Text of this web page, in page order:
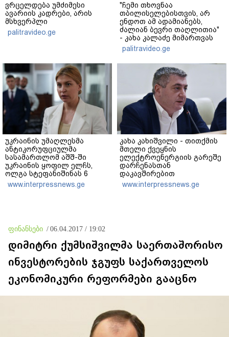
ვრცელდება უმძიმესი
ავარიის კადრები, არის
მსხვერპლი
palitravideo.ge
"ჩემი თხოვნაა
თბილისელებისთვის, არ
ენდოთ ამ ადამიანებს,
ძალიან ბევრი თაღლითია"
- კახა კალაძე მიმართვას
ავრცელებს
palitravideo.ge
უკრაინის უმაღლესმა
ანტიკორუფციულმა
სასამართლომ აშშ-ში
უკრაინის ყოფილ ელჩს,
ოლგა სტეფანიშინას 6
მილიონი გრივნის
ოდენობის გირაოს გადახდა
www.interpressnews.ge
კახა კახიშვილი - თითქმის
მთელი ქვეყნის
ელექტროენერგიის გარეშე
დარჩენასთან
დაკავშირებით
განმარტებამ კითხვებზე
პასუხების ნაცვლად, მეტი
www.interpressnews.ge
ფინანსები / 06.04.2017 / 19:02
დიმიტრი ქუმსიშვილმა საერთაშორისო
ინვესტორების ჯგუფს საქართველოს
ეკონომიკური რეფორმები გააცნო